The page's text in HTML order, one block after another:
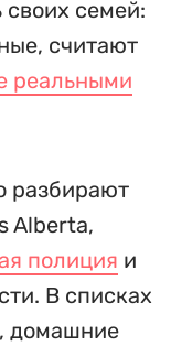
семей:
считают
реальными
разбирают
Alberta,
полиция и
В списках
домашние